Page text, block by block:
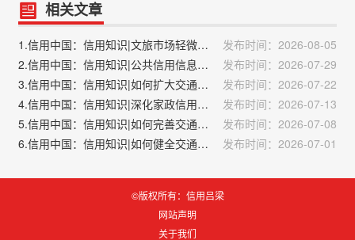
相关文章
1.信用中国：信用知识|文旅市场轻微失信主体管理措施
发布时间：2026-08-05
2.信用中国：信用知识|公共信用信息包括哪13类？
发布时间：2026-07-29
3.信用中国：信用知识|如何扩大交通运输行业信用应用场景？
发布时间：2026-07-22
4.信用中国：信用知识|深化家政信用体系建设的措施
发布时间：2026-07-13
5.信用中国：信用知识|如何完善交通运输行业信用信息公示和安全保护制度？
发布时间：2026-07-08
6.信用中国：信用知识|如何健全交通运输行业信用信息主动推送机制？
发布时间：2026-07-01
©版权所有：信用吕梁
网站声明
关于我们